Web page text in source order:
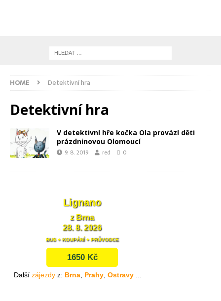
HOME Detektivní hra
Detektivní hra
V detektivní hře kočka Ola provází děti
prázdninovou Olomoucí
9. 8. 2019 red 0